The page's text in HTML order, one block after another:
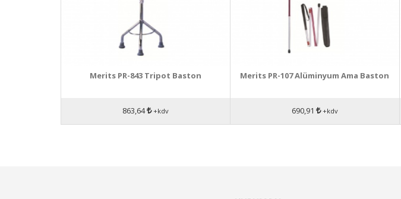
Merits PR-843 Tripot Baston
863,64 +kdv
Merits PR-107 Alüminyum Ama Baston
690,91 +kdv